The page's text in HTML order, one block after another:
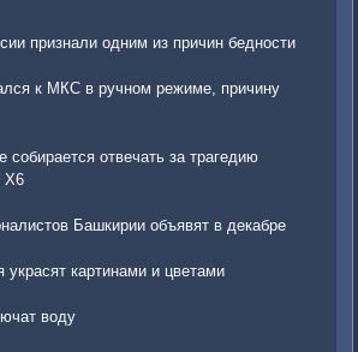
признали одним из причин бедности
к МКС в ручном режиме, причину
собирается отвечать за трагедию
X6
Башкирии объявят в декабре
украсят картинами и цветами
воду